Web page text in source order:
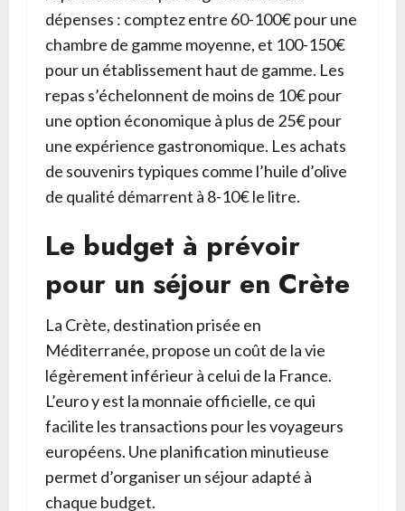
dépenses : comptez entre 60-100€ pour une
chambre de gamme moyenne, et 100-150€
pour un établissement haut de gamme. Les
repas s’échelonnent de moins de 10€ pour
une option économique à plus de 25€ pour
une expérience gastronomique. Les achats
de souvenirs typiques comme l’huile d’olive
de qualité démarrent à 8-10€ le litre.
Le budget à prévoir
pour un séjour en Crète
La Crète, destination prisée en
Méditerranée, propose un coût de la vie
légèrement inférieur à celui de la France.
L’euro y est la monnaie officielle, ce qui
facilite les transactions pour les voyageurs
européens. Une planification minutieuse
permet d’organiser un séjour adapté à
chaque budget.